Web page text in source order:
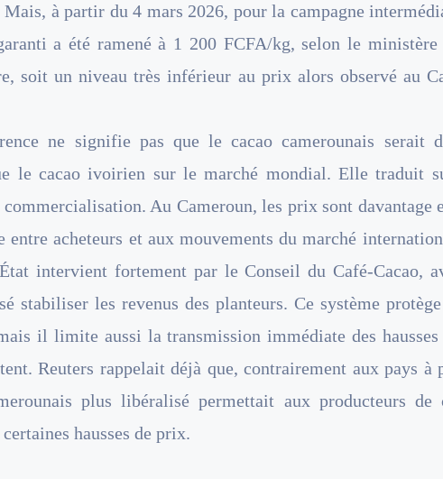
Mais, à partir du 4 mars 2026, pour la campagne
a été ramené à 1 200 FCFA/kg, selon le
soit un niveau très inférieur au prix alors observé au
ne signifie pas que le cacao camerounais serait
le cacao ivoirien sur le marché mondial. Elle traduit
commercialisation. Au Cameroun, les prix sont davantage
entre acheteurs et aux mouvements du marché
intervient fortement par le Conseil du Café-Cacao,
stabiliser les revenus des planteurs. Ce système
il limite aussi la transmission immédiate des
Reuters rappelait déjà que, contrairement aux pays
plus libéralisé permettait aux producteurs de
hausses de prix.